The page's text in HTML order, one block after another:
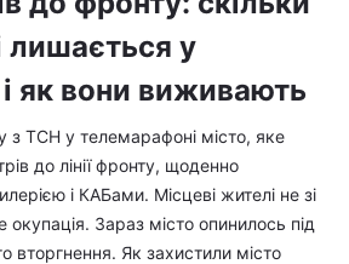
лишається у
як вони виживають
з ТСН у телемарафоні місто, яке
до лінії фронту, щоденно
і КАБами. Місцеві жителі не зі
окупація. Зараз місто опинилось під
вторгнення. Як захистили місто